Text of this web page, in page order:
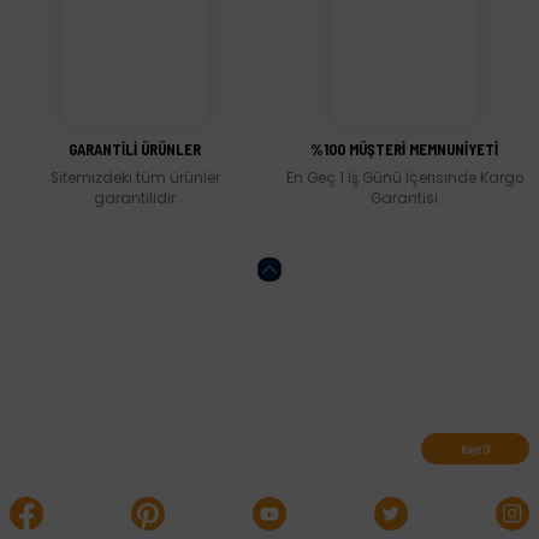
GARANTİLİ ÜRÜNLER
Sitemizdeki tüm ürünler
garantilidir
%100 MÜŞTERİ MEMNUNİYETİ
En Geç 1 İş Günü İçerisinde Kargo
Garantisi
Kayıt Ol